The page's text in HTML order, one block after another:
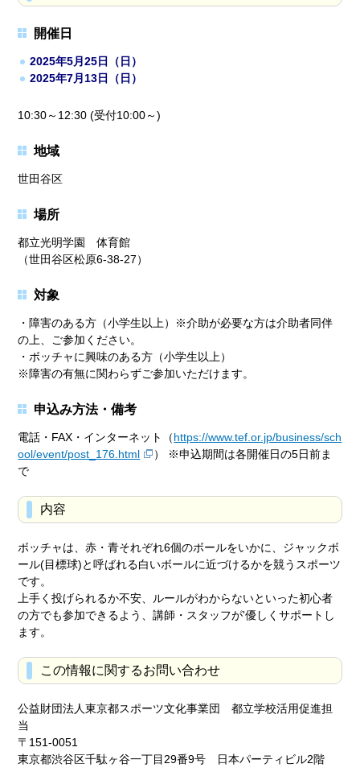
開催日
2025年5月25日（日）
2025年7月13日（日）
10:30～12:30 (受付10:00～)
地域
世田谷区
場所
都立光明学園 体育館
（世田谷区松原6-38-27）
対象
・障害のある方（小学生以上）※介助が必要な方は介助者同伴
の上、ご参加ください。
・ボッチャに興味のある方（小学生以上）
※障害の有無に関わらずご参加いただけます。
申込み方法・備考
電話・FAX・インターネット（https://www.tef.or.jp/business/sch
ool/event/post_176.html
） ※申込期間は各開催日の5日前ま
で
内容
ボッチャは、赤・青それぞれ6個のボールをいかに、ジャックボ
ール(目標球)と呼ばれる白いボールに近づけるかを競うスポーツ
です。
上手く投げられるか不安、ルールがわからないといった初心者
の方でも参加できるよう、講師・スタッフが'優しくサポートし
ます。
この情報に関するお問い合わせ
公益財団法人東京都スポーツ文化事業団 都立学校活用促進担
当
〒151-0051
東京都渋谷区千駄ヶ谷一丁目29番9号 日本パーティビル2階